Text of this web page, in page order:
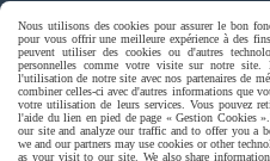
Nous utilisons des cookies pour assurer le bon
pour vous offrir une meilleure expérience à des
peuvent utiliser des cookies ou d'autres
personnelles comme votre visite sur notre site.
l'utilisation de notre site avec nos partenaires de
combiner celles-ci avec d'autres informations que
votre utilisation de leurs services. Vous pouvez
l'aide du lien en pied de page « Gestion Cookies ».
our site and analyze our traffic and to offer you a
we and our partners may use cookies or other
as your visit to our site. We also share